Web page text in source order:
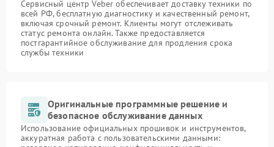
Сервисный центр Veber обеспечивает доставку техники по
всей РФ, бесплатную диагностику и качественный ремонт,
включая срочный ремонт. Клиенты могут отслеживать
статус ремонта онлайн. Также предоставляется
постгарантийное обслуживание для продления срока
службы техники
Оригинальные программные решение и
безопасное обслуживание данных
Использование официальных прошивок и инструментов,
аккуратная работа с пользовательскими данными: